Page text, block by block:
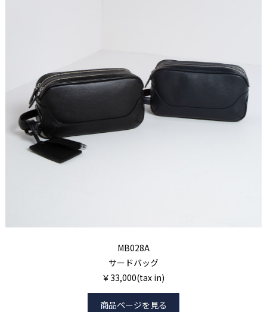
MB028A
サードバッグ
￥33,000(tax in)
商品ページを見る